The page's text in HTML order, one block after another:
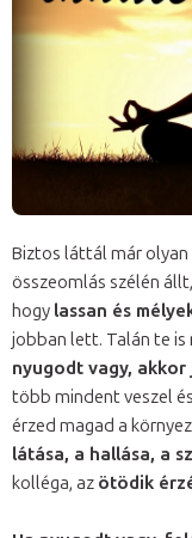
Biztos láttál már
összeomlás szélén
hogy lassan és
jobban lett. Talán te
nyugodt vagy,
több mindent veszel
érzed magad a
látása, a hallása, a
kolléga, az ötödik